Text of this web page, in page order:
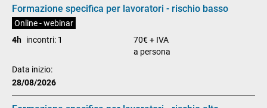
Formazione specifica per lavoratori - rischio basso
Online - webinar
4h incontri: 1
70€ + IVA
a persona
Data inizio:
28/08/2026